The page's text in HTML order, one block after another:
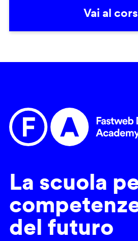
Vai al
La scuola
del futuro